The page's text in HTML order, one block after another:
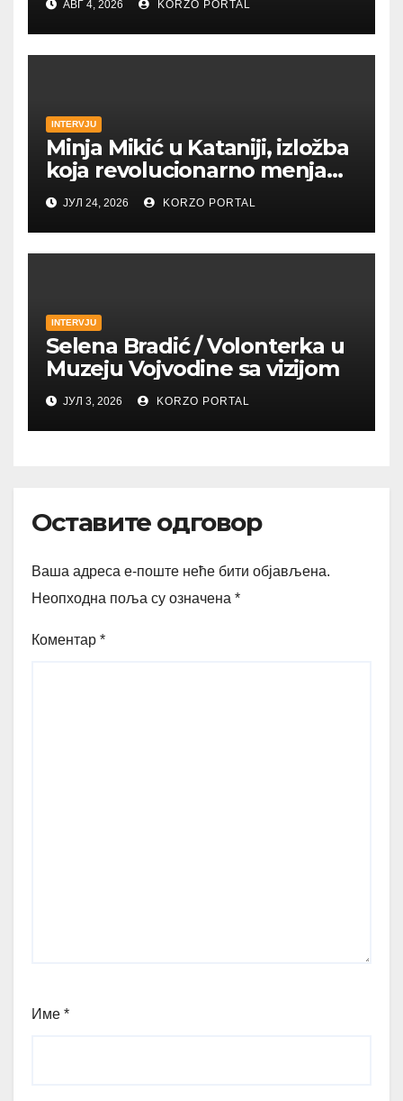
АВГ 4, 2026 KORZO PORTAL
INTERVJU
Minja Mikić u Kataniji, izložba
koja revolucionarno menja
koncept savremene
umetnosti
ЈУЛ 24, 2026 KORZO PORTAL
INTERVJU
Selena Bradić / Volonterka u
Muzeju Vojvodine sa vizijom
ЈУЛ 3, 2026 KORZO PORTAL
Оставите одговор
Ваша адреса е-поште неће бити објављена.
Неопходна поља су означена *
Коментар *
Име *